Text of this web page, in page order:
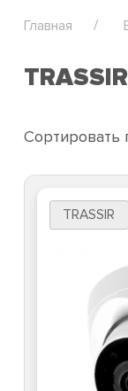
Главная
TRASSIR
Сортировать
TRASSIR